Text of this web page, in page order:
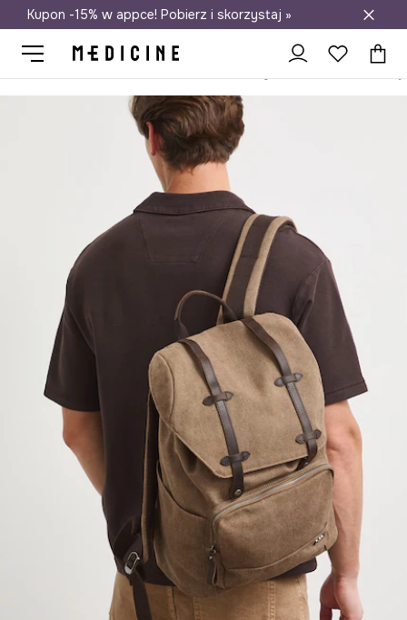
Darmowa dostawa do salonów
Kupon -15% w appce! Pobierz i skorzystaj »